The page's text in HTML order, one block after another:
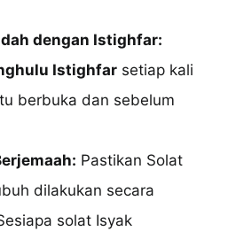
dengan Istighfar:
Istighfar setiap kali
berbuka dan sebelum
Pastikan Solat
dilakukan secara
solat Isyak